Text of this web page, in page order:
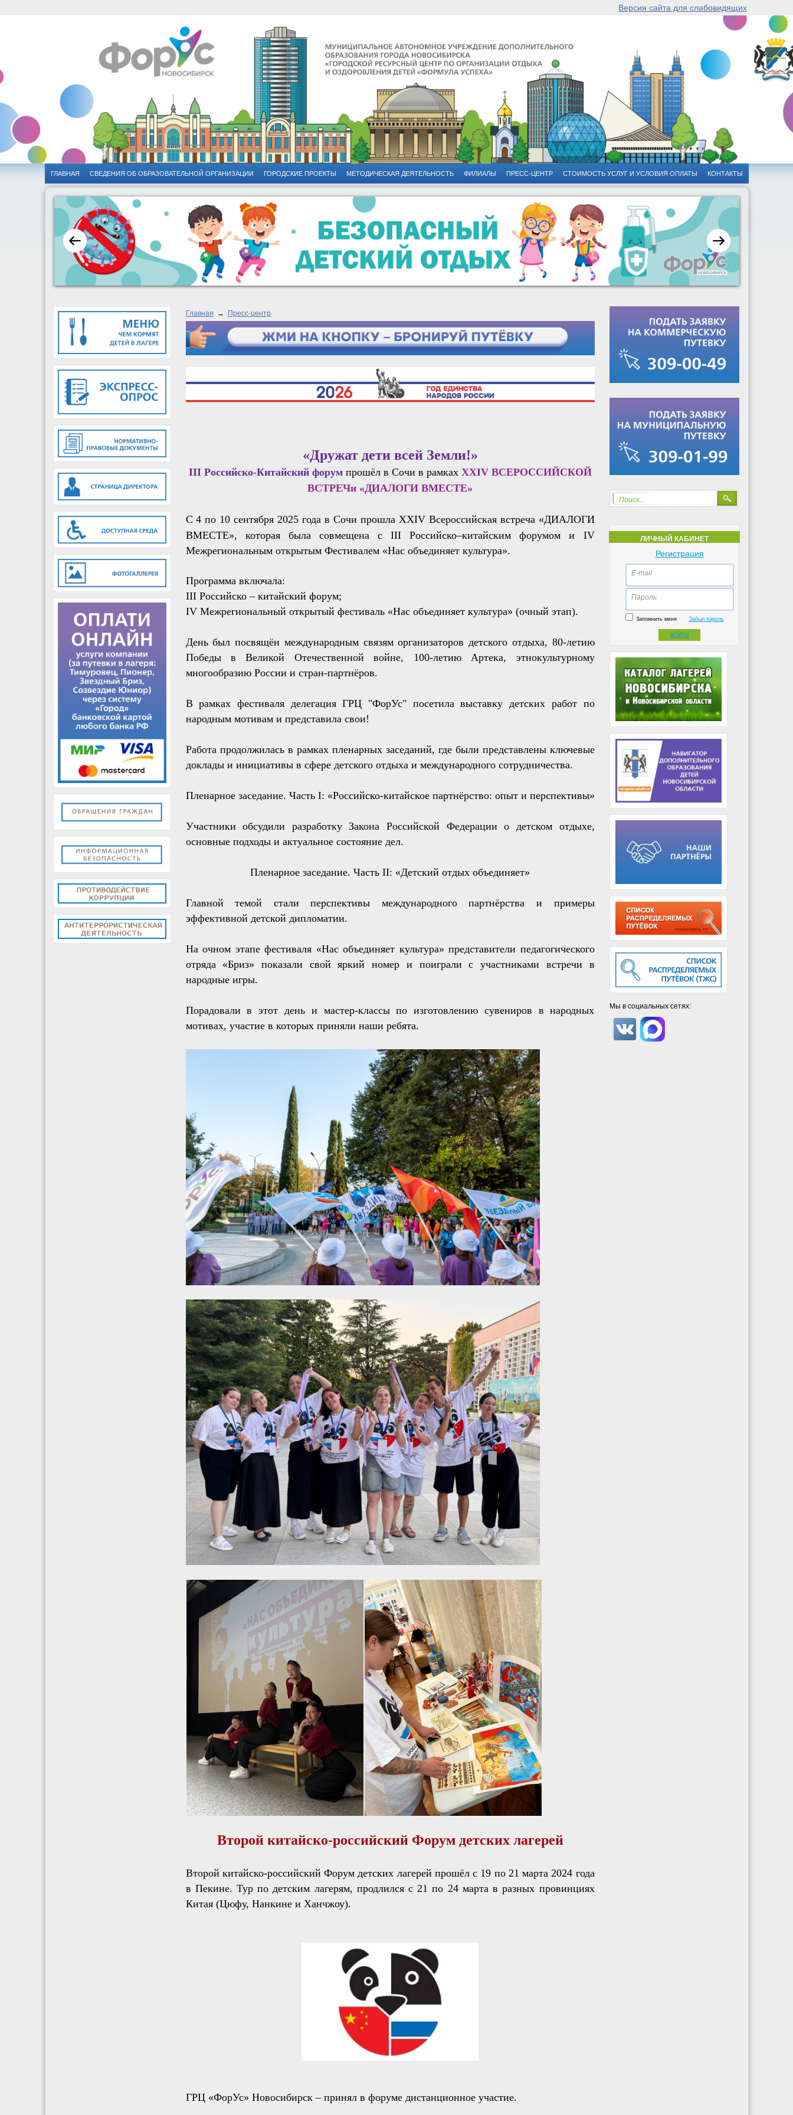
Версия сайта для слабовидящих
ГЛАВНАЯ CВЕДЕНИЯ ОБ ОБРАЗОВАТЕЛЬНОЙ ОРГАНИЗАЦИИ ГОРОДСКИЕ ПРОЕКТЫ МЕТОДИЧЕСКАЯ ДЕЯТЕЛЬНОСТЬ ФИЛИАЛЫ ПРЕСС-ЦЕНТР СТОИМОСТЬ УСЛУГ И УСЛОВИЯ ОПЛАТЫ КОНТАКТЫ
Поиск...
ЛИЧНЫЙ КАБИНЕТ
Регистрация
E-mail
Пароль
Запомнить меня Забыл пароль
ВОЙТИ
Мы в социальных сетях:
Главная → Пресс-центр
«Дружат дети всей Земли!»
III Российско-Китайский форумпрошёл в Сочи в рамках XXIV ВСЕРОССИЙСКОЙ
ВСТРЕЧи «ДИАЛОГИ ВМЕСТЕ»
С 4 по 10 сентября 2025 года в Сочи прошла XXIV Всероссийская встреча «ДИАЛОГИ
ВМЕСТЕ», которая была совмещена с III Российско–китайским форумом и IV
Межрегиональным открытым Фестивалем «Нас объединяет культура».
Программа включала:
III Российско – китайский форум;
IV Межрегиональный открытый фестиваль «Нас объединяет культура» (очный этап).
День был посвящён международным связям организаторов детского отдыха, 80-летию
Победы в Великой Отечественной войне, 100-летию Артека, этнокультурному
многообразию России и стран-партнёров.
В рамках фестиваля делегация ГРЦ "ФорУс" посетила выставку детских работ по
народным мотивам и представила свои!
Работа продолжилась в рамках пленарных заседаний, где были представлены ключевые
доклады и инициативы в сфере детского отдыха и международного сотрудничества.
Пленарное заседание. Часть I: «Российско-китайское партнёрство: опыт и перспективы»
Участники обсудили разработку Закона Российской Федерации о детском отдыхе,
основные подходы и актуальное состояние дел.
Пленарное заседание. Часть II: «Детский отдых объединяет»
Главной темой стали перспективы международного партнёрства и примеры
эффективной детской дипломатии.
На очном этапе фестиваля «Нас объединяет культура» представители педагогического
отряда «Бриз» показали свой яркий номер и поиграли с участниками встречи в
народные игры.
Порадовали в этот день и мастер-классы по изготовлению сувениров в народных
мотивах, участие в которых приняли наши ребята.
Второй китайско-российский Форум детских лагерей
Второй китайско-российский Форум детских лагерей прошёл с 19 по 21 марта 2024 года
в Пекине. Тур по детским лагерям, продлился с 21 по 24 марта в разных провинциях
Китая (Цюфу, Нанкине и Ханчжоу).
ГРЦ «ФорУс» Новосибирск – принял в форуме дистанционное участие.